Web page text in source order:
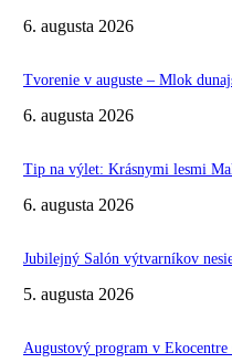
6. augusta 2026
Tvorenie v auguste – Mlok
6. augusta 2026
Tip na výlet: Krásnymi lesmi
6. augusta 2026
Jubilejný Salón výtvarníkov
5. augusta 2026
Augustový program v Ekocentre